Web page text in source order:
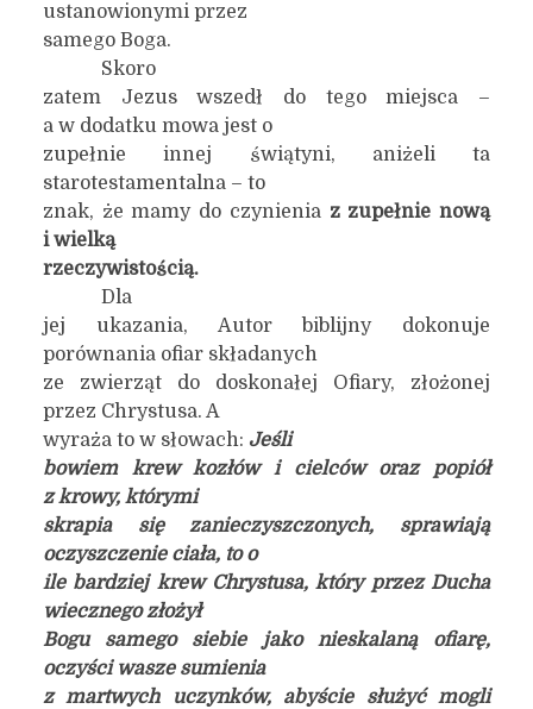
ustanowionymi przez
samego Boga.
Skoro
zatem Jezus wszedł do tego miejsca –
a w dodatku mowa jest o
zupełnie innej świątyni, aniżeli ta
starotestamentalna – to
znak, że mamy do czynienia z zupełnie nową
i wielką
rzeczywistością.
Dla
jej ukazania, Autor biblijny dokonuje
porównania ofiar składanych
ze zwierząt do doskonałej Ofiary, złożonej
przez Chrystusa. A
wyraża to w słowach: Jeśli
bowiem krew kozłów i cielców oraz popiół
z krowy, którymi
skrapia się zanieczyszczonych, sprawiają
oczyszczenie ciała, to o
ile bardziej krew Chrystusa, który przez Ducha
wiecznego złożył
Bogu samego siebie jako nieskalaną ofiarę,
oczyści wasze sumienia
z martwych uczynków, abyście służyć mogli